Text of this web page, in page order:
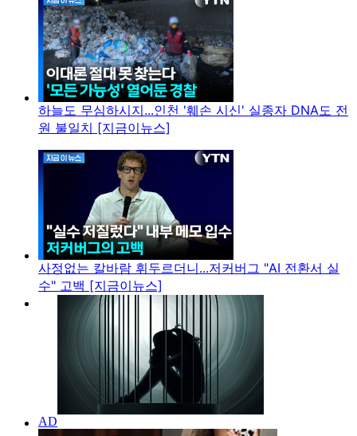
하늘도 무심하시지...인천 '훼손 시신' 실종자 DNA도 전
원 불일치 [지금이뉴스]
사정없는 칼바람 휘두르더니...저커버그 "AI 전환서 실
수" 고백 [지금이뉴스]